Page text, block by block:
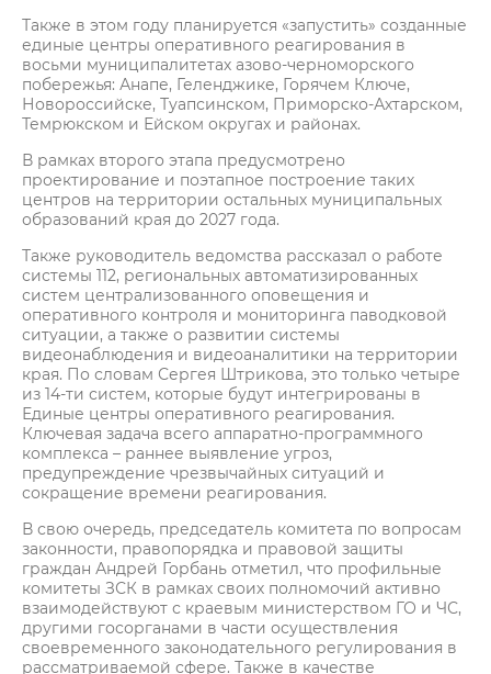
Также в этом году планируется «запустить» созданные
единые центры оперативного реагирования в
восьми муниципалитетах азово-черноморского
побережья: Анапе, Геленджике, Горячем Ключе,
Новороссийске, Туапсинском, Приморско-Ахтарском,
Темрюкском и Ейском округах и районах.
В рамках второго этапа предусмотрено
проектирование и поэтапное построение таких
центров на территории остальных муниципальных
образований края до 2027 года.
Также руководитель ведомства рассказал о работе
системы 112, региональных автоматизированных
систем централизованного оповещения и
оперативного контроля и мониторинга паводковой
ситуации, а также о развитии системы
видеонаблюдения и видеоаналитики на территории
края. По словам Сергея Штрикова, это только четыре
из 14-ти систем, которые будут интегрированы в
Единые центры оперативного реагирования.
Ключевая задача всего аппаратно-программного
комплекса – раннее выявление угроз,
предупреждение чрезвычайных ситуаций и
сокращение времени реагирования.
В свою очередь, председатель комитета по вопросам
законности, правопорядка и правовой защиты
граждан Андрей Горбань отметил, что профильные
комитеты ЗСК в рамках своих полномочий активно
взаимодействуют с краевым министерством ГО и ЧС,
другими госорганами в части осуществления
своевременного законодательного регулирования в
рассматриваемой сфере. Также в качестве